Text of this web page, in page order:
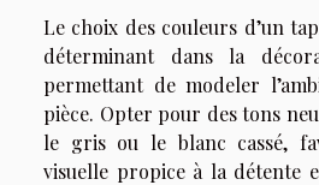
Le choix des couleurs d’un
déterminant dans la
permettant de modeler
pièce. Opter pour des tons
le gris ou le blanc cassé,
visuelle propice à la détente